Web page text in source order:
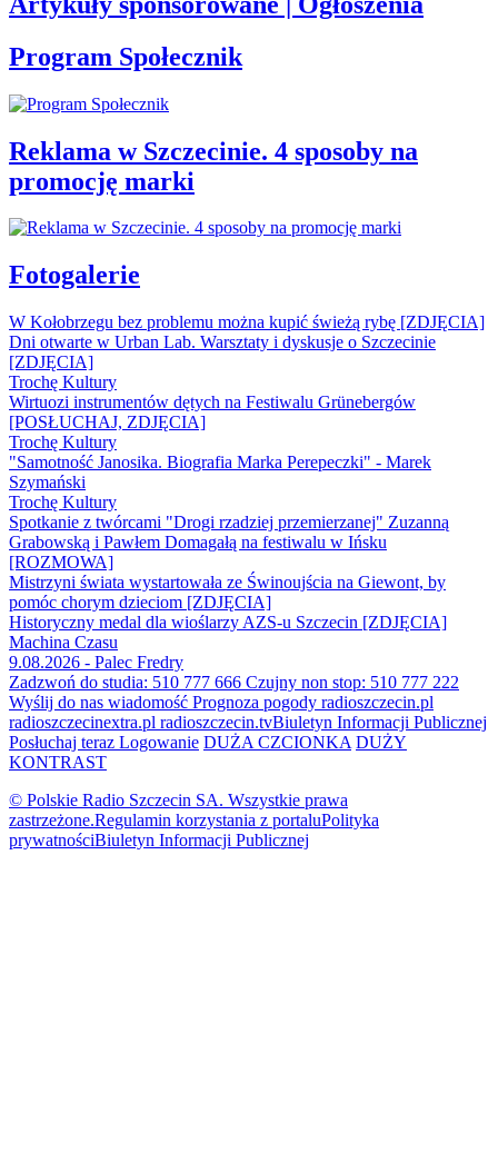
Program Społecznik
Reklama w Szczecinie. 4 sposoby na
promocję marki
Fotogalerie
W Kołobrzegu bez problemu można kupić świeżą rybę [ZDJĘCIA]
Dni otwarte w Urban Lab. Warsztaty i dyskusje o Szczecinie
[ZDJĘCIA]
Trochę Kultury
Wirtuozi instrumentów dętych na Festiwalu Grünebergów
[POSŁUCHAJ, ZDJĘCIA]
Trochę Kultury
"Samotność Janosika. Biografia Marka Perepeczki" - Marek
Szymański
Trochę Kultury
Spotkanie z twórcami "Drogi rzadziej przemierzanej" Zuzanną
Grabowską i Pawłem Domagałą na festiwalu w Ińsku
[ROZMOWA]
Mistrzyni świata wystartowała ze Świnoujścia na Giewont, by
pomóc chorym dzieciom [ZDJĘCIA]
Historyczny medal dla wioślarzy AZS-u Szczecin [ZDJĘCIA]
Machina Czasu
9.08.2026 - Palec Fredry
Zadzwoń do studia: 510 777 666 Czujny non stop: 510 777 222
Wyślij do nas wiadomość Prognoza pogody radioszczecin.pl
radioszczecinextra.pl radioszczecin.tvBiuletyn Informacji Publicznej
Posłuchaj teraz Logowanie DUŻA CZCIONKA DUŻY
KONTRAST
© Polskie Radio Szczecin SA. Wszystkie prawa
zastrzeżone.Regulamin korzystania z portaluPolityka
prywatnościBiuletyn Informacji Publicznej